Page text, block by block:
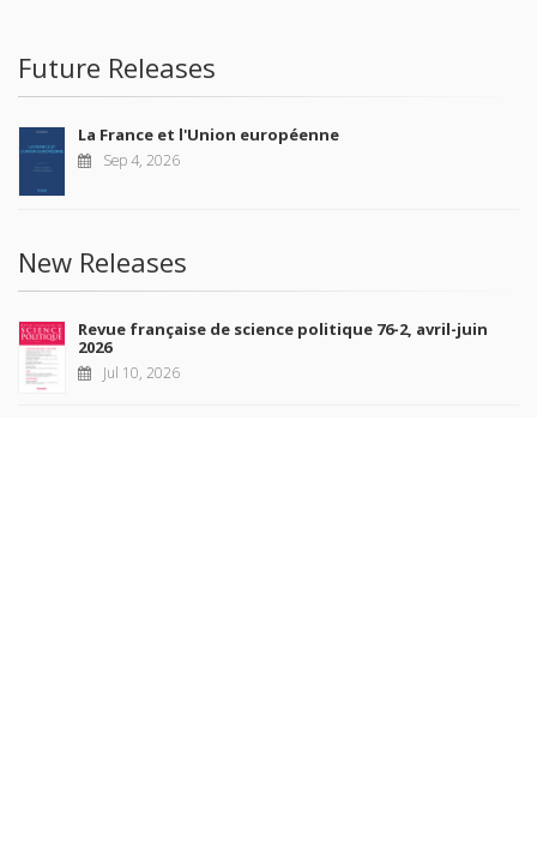
Future Releases
La France et l'Union européenne
Sep 4, 2026
New Releases
Revue française de science politique 76-2, avril-juin
2026
Jul 10, 2026